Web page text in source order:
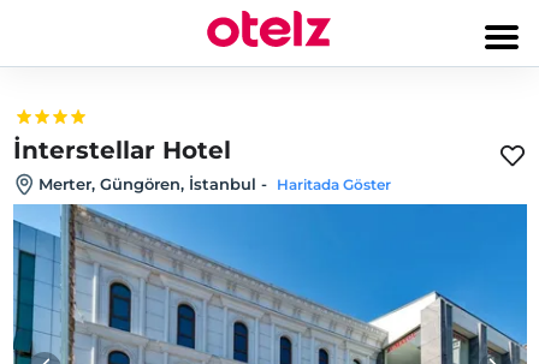
İnterstellar Hotel
Merter, Güngören, İstanbul - Haritada Göster